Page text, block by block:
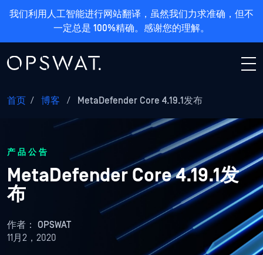
我们利用人工智能进行网站翻译，虽然我们力求准确，但不
一定总是 100%精确。感谢您的理解。
首页 / 博客 / MetaDefender Core 4.19.1发布
产品公告
MetaDefender Core 4.19.1发
布
作者： OPSWAT
11月2，2020